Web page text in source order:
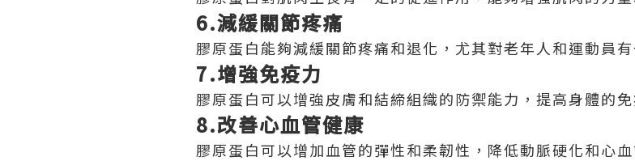
6.減緩關節疼痛
膠原蛋白能夠減緩關節疼痛和退化，尤其對老年人和運動員
7.增強免疫力
膠原蛋白可以增強皮膚和結締組織的防禦能力，提高身體的
8.改善心血管健康
膠原蛋白可以增加血管的彈性和柔韌性，降低動脈硬化和心血